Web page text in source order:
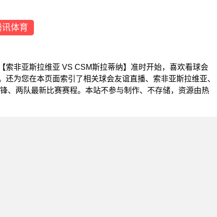
讯体育
索非亚斯拉维亚 VS CSM斯拉蒂纳】准时开始，喜欢看球会
为您在本页面索引了相关球会友谊直播、索非亚斯拉维亚、
、两队最新比赛赛程。本站不参与制作、不存储，资源由热